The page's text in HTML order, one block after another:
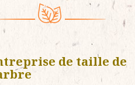
de taille de